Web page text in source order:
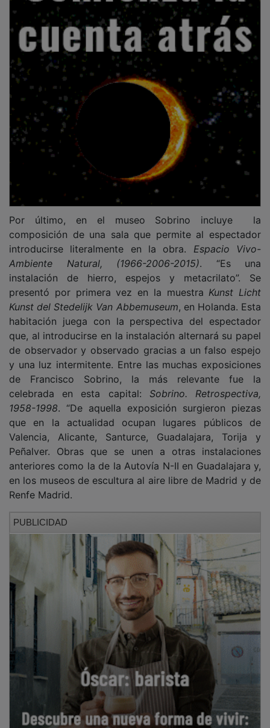
composición de una sala que permite al espectador
introducirse literalmente en la obra. Espacio Vivo-
Ambiente Natural, (1966-2006-2015). “Es una
instalación de hierro, espejos y metacrilato”. Se
presentó por primera vez en la muestraKunst Licht
Kunst del Stedelijk Van Abbemuseum, en Holanda. Esta
habitación juega con la perspectiva del espectador
que, al introducirse en la instalación alternará su papel
de observador y observado gracias a un falso espejo
y una luz intermitente. Entre las muchas exposiciones
de Francisco Sobrino, la más relevante fue la
celebrada en esta capital: Sobrino. Retrospectiva,
1958-1998
. “De aquella exposición surgieron piezas
que en la actualidad ocupan lugares públicos de
Valencia, Alicante, Santurce, Guadalajara, Torija y
Peñalver. Obras que se unen a otras instalaciones
anteriores como la de la Autovía N-II en Guadalajara y,
en los museos de escultura al aire libre de Madrid y de
Renfe Madrid.